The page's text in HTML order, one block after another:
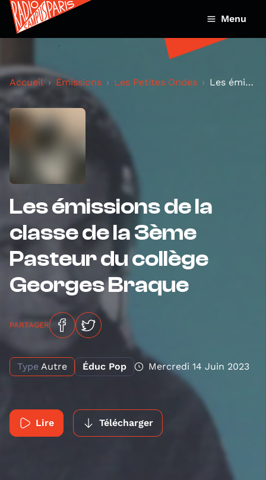
Menu
Accueil Émissions Les Petites Ondes Les émissions de la classe de la 3ème Pasteur du c...
Les émissions de la
classe de la 3ème
Pasteur du collège
Georges Braque
PARTAGER
Type Autre Éduc Pop Mercredi 14 Juin 2023
Lire Télécharger